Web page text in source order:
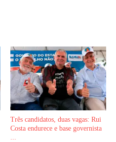
Três candidatos, duas vagas: Rui
Costa endurece e base governista
...